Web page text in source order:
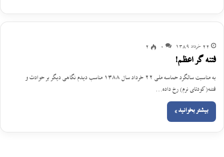
22 خرداد 1389 0
2
فتنه گر اعظم!
به مناسبت سالگرد حماسه ملی ٢٢ خرداد سال ١٣٨٨ مناسب دیدم نگاهی دیگر بر حوادث و
فتنه(کودتای نرم) رخ داده…
بیشتر بخوانید »